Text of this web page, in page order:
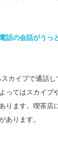
話の会話がうっ
カイプで通話
ってはスカイプ
ります。喫茶店
あります。